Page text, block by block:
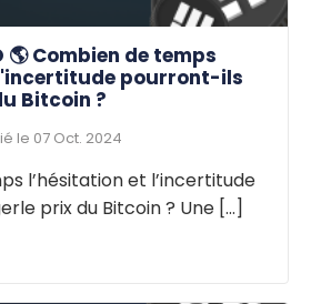
🌎 Combien de temps
pourront-ils
Bitcoin ?
le 07 Oct. 2024
l’hésitation et l’incertitude
prix du Bitcoin ? Une [...]